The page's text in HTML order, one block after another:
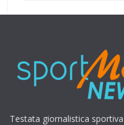
Testata giornalistica sportiva